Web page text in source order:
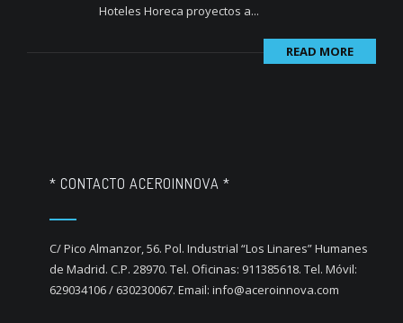
Hoteles Horeca proyectos a...
READ MORE
* CONTACTO ACEROINNOVA *
C/ Pico Almanzor, 56. Pol. Industrial “Los Linares” Humanes
de Madrid. C.P. 28970. Tel. Oficinas: 911385618. Tel. Móvil:
629034106 / 630230067. Email: info@aceroinnova.com